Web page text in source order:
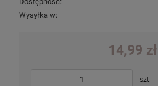
Wysyłka w:
14,99 zł
szt.